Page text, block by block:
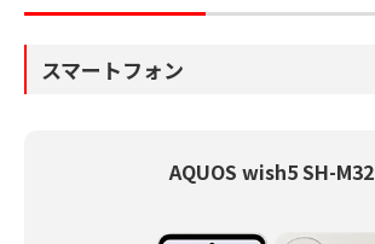
スマートフォン
AQUOS wish5 SH-M32